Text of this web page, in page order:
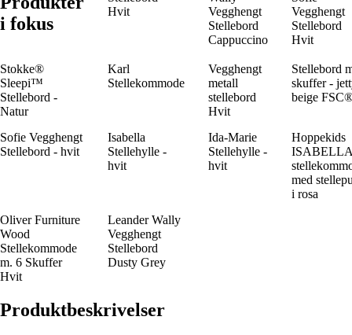
i fokus
Hvit
Vegghengt
Stellebord
Cappuccino
Vegghengt
Stellebord
Hvit
Stokke®
Sleepi™
Stellebord -
Natur
Karl
Stellekommode
Vegghengt
metall
stellebord
Hvit
Stellebord
skuffer -
beige
Sofie Vegghengt
Stellebord - hvit
Isabella
Stellehylle -
hvit
Ida-Marie
Stellehylle -
hvit
Hoppekids
ISABELLA
med
i rosa
Oliver Furniture
Wood
Stellekommode
m. 6 Skuffer
Hvit
Leander Wally
Vegghengt
Stellebord
Dusty Grey
Produktbeskrivelser